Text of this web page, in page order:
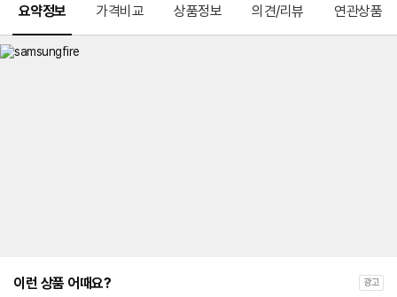
요약정보 가격비교 상품정보 의견/리뷰 연관상품
이런 상품 어때요? 광고